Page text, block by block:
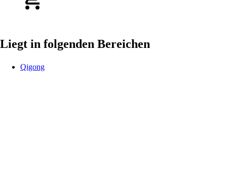
Liegt in folgenden Bereichen
Qigong